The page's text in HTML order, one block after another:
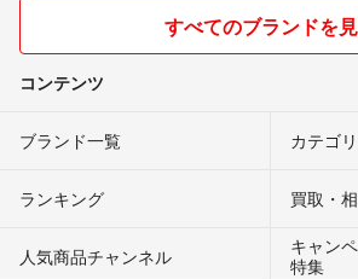
すべてのブランドを
コンテンツ
ブランド一覧 カテゴ
ランキング 買取・
人気商品チャンネル
キャン
特集